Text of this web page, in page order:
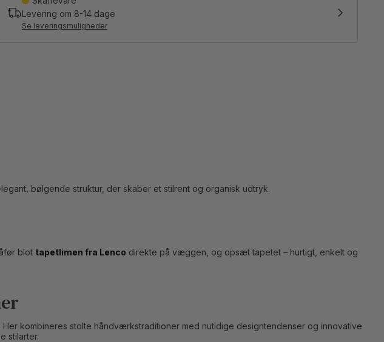
Levering om 8-14 dage
Se leveringsmuligheder
bølgende struktur, der skaber et stilrent og organisk udtryk.
blot tapetlimen fra Lenco direkte på væggen, og opsæt tapetet – hurtigt, enkelt og
kombineres stolte håndværkstraditioner med nutidige designtendenser og innovative
stilarter.